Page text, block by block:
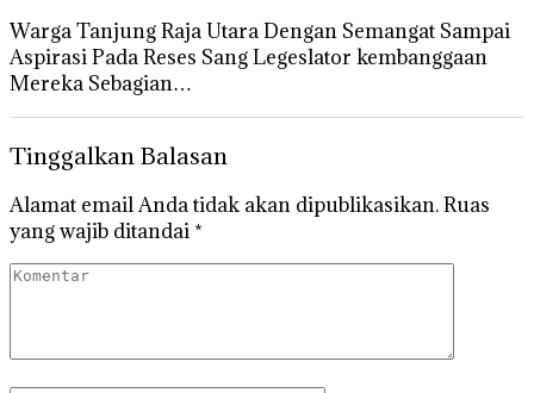
Warga Tanjung Raja Utara Dengan Semangat Sampai
Aspirasi Pada Reses Sang Legeslator kembanggaan
Mereka Sebagian…
Tinggalkan Balasan
Alamat email Anda tidak akan dipublikasikan.Ruas
yang wajib ditandai *